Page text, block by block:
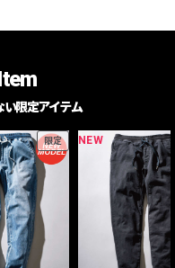
限定アイテム
限定 NEW